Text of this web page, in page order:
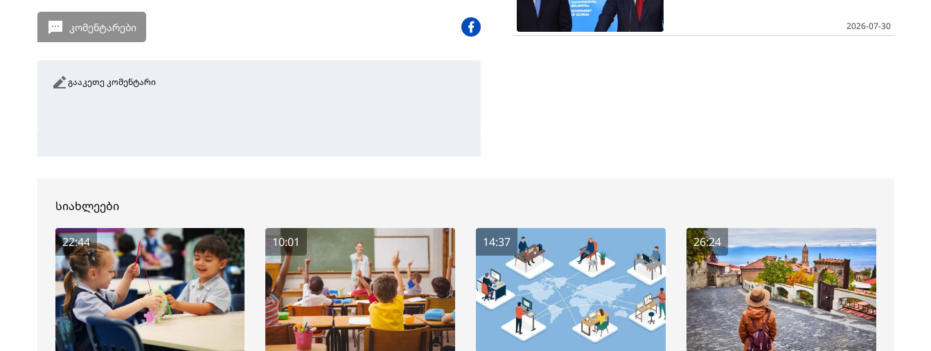
კომენტარები
გააკეთე კომენტარი
2026-07-30
სიახლეები
22:44 10:01 14:37 26:24